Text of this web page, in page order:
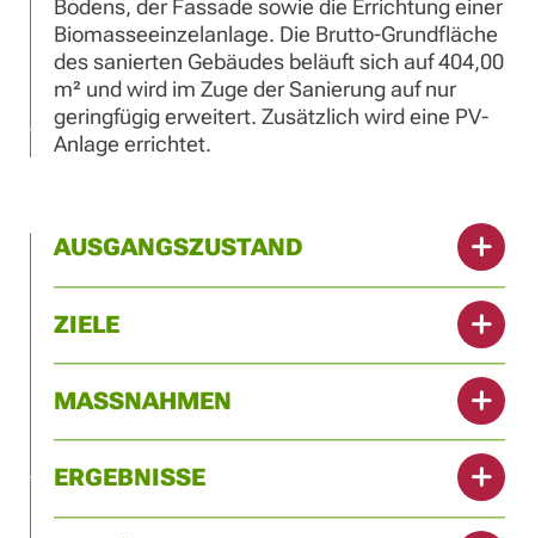
Bodens, der Fassade sowie die Errichtung einer
Biomasseeinzelanlage. Die Brutto-Grundfläche
des sanierten Gebäudes beläuft sich auf 404,00
m² und wird im Zuge der Sanierung auf nur
geringfügig erweitert. Zusätzlich wird eine PV-
Anlage errichtet.
AUSGANGSZUSTAND
ZIELE
MASSNAHMEN
ERGEBNISSE